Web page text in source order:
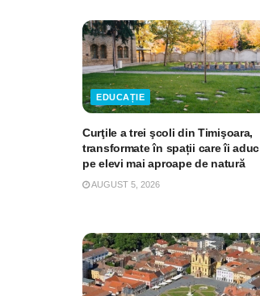
EDUCAȚIE
Curţile a trei şcoli din Timişoara,
transformate în spații care îi aduc
pe elevi mai aproape de natură
AUGUST 5, 2026